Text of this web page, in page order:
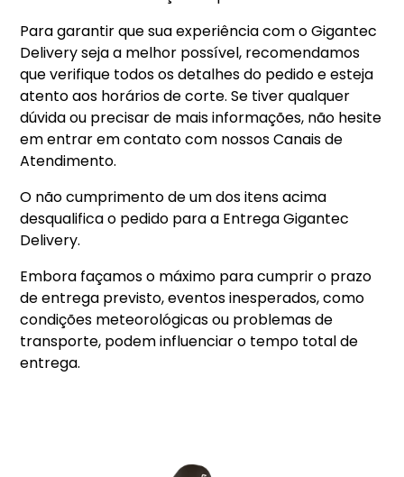
Para garantir que sua experiência com o Gigantec
Delivery seja a melhor possível, recomendamos
que verifique todos os detalhes do pedido e esteja
atento aos horários de corte. Se tiver qualquer
dúvida ou precisar de mais informações, não hesite
em entrar em contato com nossos Canais de
Atendimento.
O não cumprimento de um dos itens acima
desqualifica o pedido para a Entrega Gigantec
Delivery.
Embora façamos o máximo para cumprir o prazo
de entrega previsto, eventos inesperados, como
condições meteorológicas ou problemas de
transporte, podem influenciar o tempo total de
entrega.